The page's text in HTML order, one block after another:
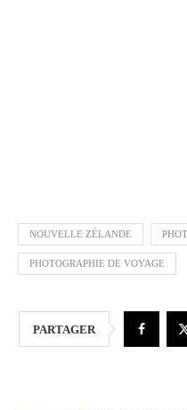
NOUVELLE ZÉLANDE
PHOTOGRAPHIE DE VOYAGE
PARTAGER